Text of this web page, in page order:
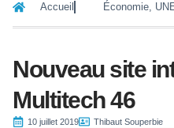
Accueil Économie,
Nouveau site
Multitech 46
10 juillet 2019 Thibaut Souperbie